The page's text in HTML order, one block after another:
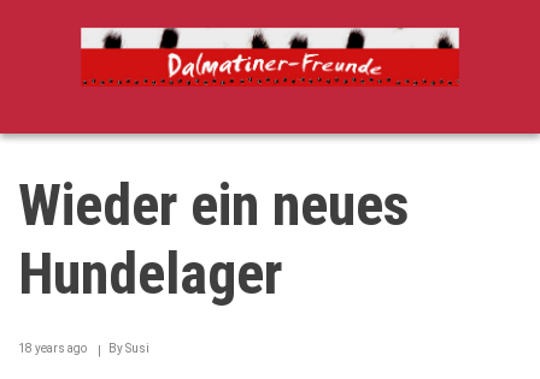
Wieder ein neues
Hundelager
18 years ago BySusi